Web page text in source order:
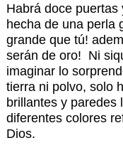
Habrá doce
hecha de una perla
grande que tú!
serán de oro! Ni
imaginar lo
tierra ni polvo, solo
brillantes y paredes
diferentes colores
Dios.